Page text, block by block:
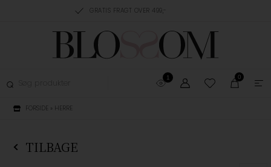
GRATIS FRAGT OVER 499,-
1 0
FORSIDE » HERRE
TILBAGE